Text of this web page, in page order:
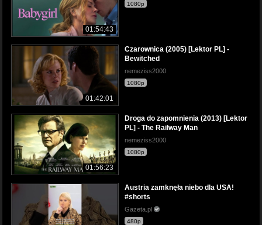
01:54:43
1080p
01:42:01
Czarownica (2005) [Lektor PL] -
Bewitched
nemeziss2000
1080p
01:56:23
Droga do zapomnienia (2013) [Lektor
PL] - The Railway Man
nemeziss2000
1080p
Austria zamknęła niebo dla USA!
#shorts
Gazeta.pl
480p